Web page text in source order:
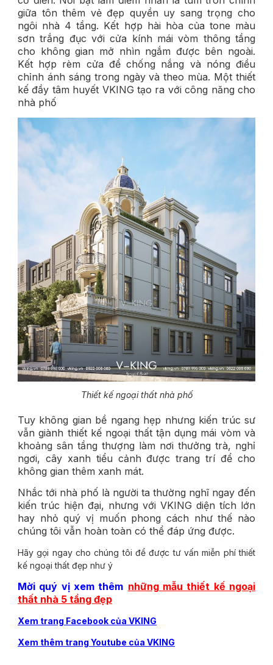
giữa tôn thêm vẻ đẹp quyền uy sang trọng cho
ngôi nhà 4 tầng. Kết hợp hài hòa của tone màu
sơn trắng đục với cửa kính mái vòm thông tầng
cho không gian mở nhìn ngắm được bên ngoài.
Kết hợp rèm cửa để chống nắng và nóng điều
chỉnh ánh sáng trong ngày và theo mùa. Một thiết
kế đầy tâm huyết VKING tạo ra với công năng cho
nhà phố
Thiết kế ngoại thất nhà phố
Tuy không gian bề ngang hẹp nhưng kiến trúc sư
vẫn giành thiết kế ngoại thất tận dụng mái vòm và
khoảng sân tầng thượng làm nơi thưởng trà, nghỉ
ngơi, cây xanh tiểu cảnh được trang trí để cho
không gian thêm xanh mát.
Nhắc tới nhà phố là người ta thường nghĩ ngay đến
kiến trúc hiện đại, nhưng với VKING diện tích lớn
hay nhỏ quý vị muốn phong cách như thế nào
chúng tôi vẫn hoàn toàn có thể đáp ứng được.
Hãy gọi ngay cho chúng tôi để được tư vấn miễn phí thiết
kế ngoại thất đẹp như ý
Mời quý vị xem thêm những mẫu thiết kế ngoại
thất nhà 5 tầng đẹp
Xem trang Facebook của VKING
Xem thêm trang Youtube của VKING